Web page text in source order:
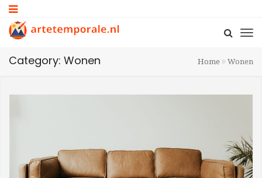
Category: Wonen Home Wonen